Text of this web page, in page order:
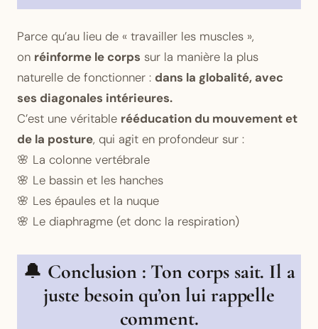
Parce qu’au lieu de « travailler les muscles »,
on réinforme le corps sur la manière la plus
naturelle de fonctionner : dans la globalité, avec
ses diagonales intérieures.
C’est une véritable rééducation du mouvement et
de la posture, qui agit en profondeur sur :
🌸 La colonne vertébrale
🌸 Le bassin et les hanches
🌸 Les épaules et la nuque
🌸 Le diaphragme (et donc la respiration)
🔔 Conclusion : Ton corps sait. Il a
juste besoin qu’on lui rappelle
comment.